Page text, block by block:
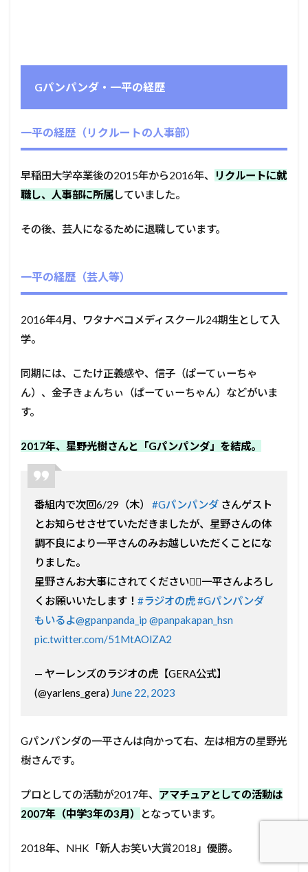
Gパンパンダ・一平の経歴
一平の経歴（リクルートの人事部）
早稲田大学卒業後の2015年から2016年、
リクルートに就
職し、人事部に所属していました。
その後、芸人になるために退職しています。
一平の経歴（芸人等）
2016年4月、ワタナベコメディスクール24期生として入
学。
同期には、こたけ正義感や、信子（ぱーてぃーちゃ
ん）、金子きょんちぃ（ぱーてぃーちゃん）などがいま
す。
2017年、星野光樹さんと「Gパンパンダ」を結成。
番組内で次回6/29（木） #Gパンパンダ さんゲスト
とお知らせさせていただきましたが、星野さんの体
調不良により一平さんのみお越しいただくことにな
りました。
星野さんお大事にされてください🙇‍♀️一平さんよろし
くお願いいたします！ #ラジオの虎#Gパンパンダ
もいるよ@gpanpanda_ip @panpakapan_hsn
pic.twitter.com/51MtAOlZA2
— ヤーレンズのラジオの虎【GERA公式】
(@yarlens_gera) June 22, 2023
Gパンパンダの一平さんは向かって右、左は相方の星野光
樹さんです。
プロとしての活動が2017年、 アマチュアとしての活動は
2007年（中学3年の3月）
となっています。
2018年、NHK「新人お笑い大賞2018」優勝。